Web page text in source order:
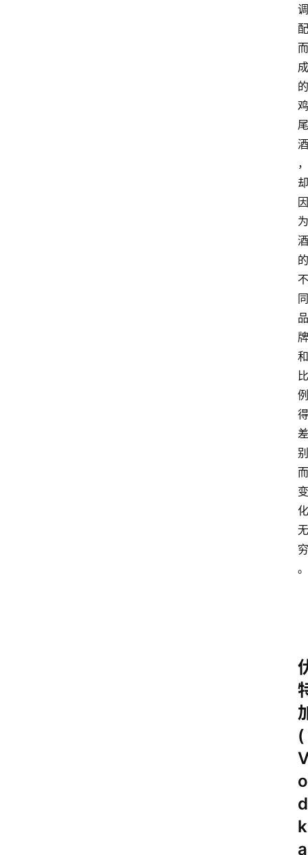
调
配
而
成
的
鸡
尾
酒
，
却
因
为
酒
的
不
同
品
牌
和
比
例
得
差
别
而
变
化
无
穷
。
(
o
d
k
a